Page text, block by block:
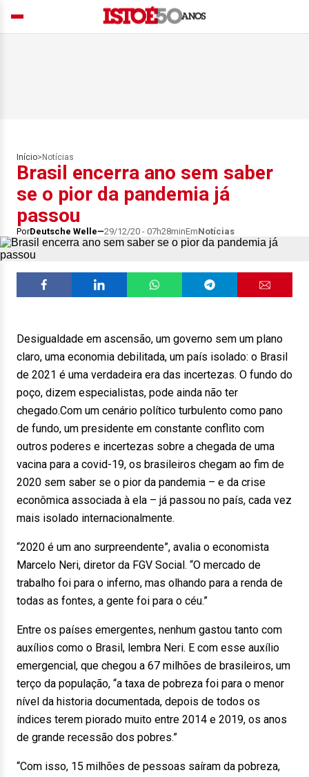
Início> Notícias
Brasil encerra ano sem saber
se o pior da pandemia já
passou
PorDeutsche Welle 29/12/20 - 07h28minEmNotícias
Desigualdade em ascensão, um governo sem um plano
claro, uma economia debilitada, um país isolado: o Brasil
de 2021 é uma verdadeira era das incertezas. O fundo do
poço, dizem especialistas, pode ainda não ter
chegado.Com um cenário político turbulento como pano
de fundo, um presidente em constante conflito com
outros poderes e incertezas sobre a chegada de uma
vacina para a covid-19, os brasileiros chegam ao fim de
2020 sem saber se o pior da pandemia – e da crise
econômica associada à ela – já passou no país, cada vez
mais isolado internacionalmente.
“2020 é um ano surpreendente”, avalia o economista
Marcelo Neri, diretor da FGV Social. “O mercado de
trabalho foi para o inferno, mas olhando para a renda de
todas as fontes, a gente foi para o céu.”
Entre os países emergentes, nenhum gastou tanto com
auxílios como o Brasil, lembra Neri. E com esse auxílio
emergencial, que chegou a 67 milhões de brasileiros, um
terço da população, “a taxa de pobreza foi para o menor
nível da historia documentada, depois de todos os
índices terem piorado muito entre 2014 e 2019, os anos
de grande recessão dos pobres.”
“Com isso, 15 milhões de pessoas saíram da pobreza,